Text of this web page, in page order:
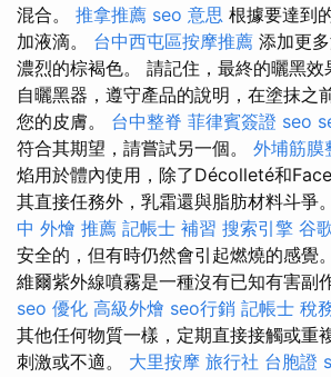
混合。 推拿推薦 seo 意思 根據要達到
加液滴。 台中西屯區按摩推薦 添加更
濃烈的棕褐色。 請記住，最終的曬黑效
自曬黑器，遵守產品的說明，在塗抹之
您的皮膚。 台中整脊 菲律賓簽證 seo
符合其期望，請嘗試另一個。 外埔筋膜
焰用於體內使用，除了Décolleté和Face
其直接任務外，乳霜還與脂肪材料斗爭。
中 外燴 推薦 記帳士 補習 搜索引擎 谷
安全的，但有時仍然會引起燃燒的感覺
維爾紫外線噴霧是一種沒有已知有害副
seo 優化 高級外燴 seo行銷 記帳士 稅
其他任何物質一樣，定期直接接觸或重
刺激或不適。 大里按摩 旅行社 台胞證